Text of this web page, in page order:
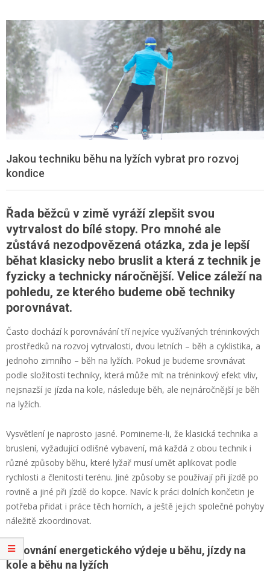
Jakou techniku běhu na lyžích vybrat pro rozvoj
kondice
Řada běžců v zimě vyráží zlepšit svou
vytrvalost do bílé stopy. Pro mnohé ale
zůstává nezodpovězená otázka, zda je lepší
běhat klasicky nebo bruslit a která z technik je
fyzicky a technicky náročnější. Velice záleží na
pohledu, ze kterého budeme obě techniky
porovnávat.
Často dochází k porovnávání tří nejvíce využívaných tréninkových
prostředků na rozvoj vytrvalosti, dvou letních – běh a cyklistika, a
jednoho zimního – běh na lyžích. Pokud je budeme srovnávat
podle složitosti techniky, která může mít na tréninkový efekt vliv,
nejsnazší je jízda na kole, následuje běh, ale nejnáročnější je běh
na lyžích.
Vysvětlení je naprosto jasné. Pomineme-li, že klasická technika a
bruslení, vyžadující odlišné vybavení, má každá z obou technik i
různé způsoby běhu, které lyžař musí umět aplikovat podle
rychlosti a členitosti terénu. Jiné způsoby se používají při jízdě po
rovině a jiné při jízdě do kopce. Navíc k práci dolních končetin je
potřeba přidat i práce těch horních, a ještě jejich společné pohyby
náležitě zkoordinovat.
Porovnání energetického výdeje u běhu, jízdy na
kole a běhu na lyžích